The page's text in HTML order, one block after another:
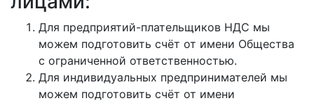
Для предприятий-плательщиков НДС мы
можем подготовить счёт от имени Общества
с ограниченной ответственностью.
Для индивидуальных предпринимателей мы
можем подготовить счёт от имени